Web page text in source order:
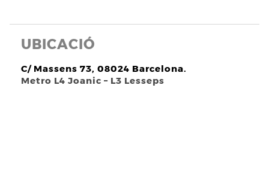
UBICACIÓ
C/ Massens 73, 08024 Barcelona.
Metro L4 Joanic – L3 Lesseps